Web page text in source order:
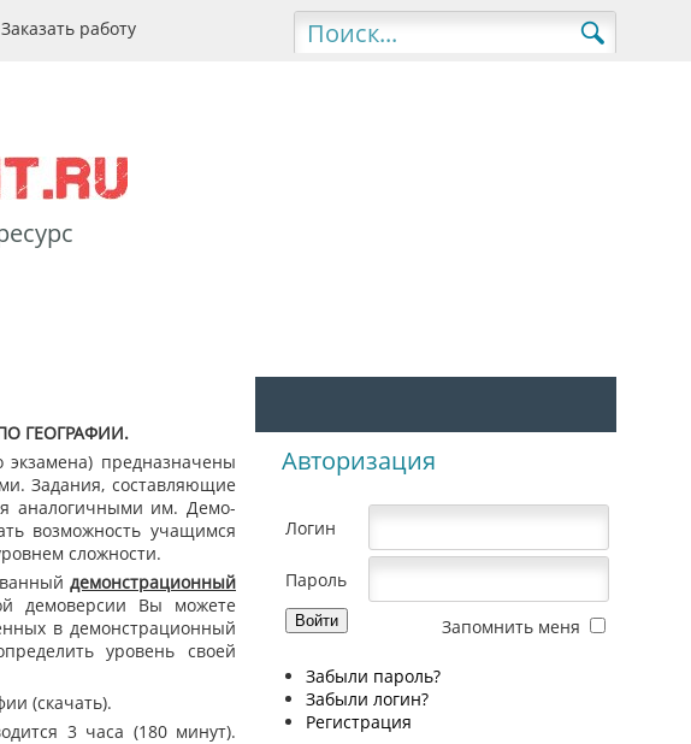
Заказать работу
ГЕОГРАФИИ.
экзамена) предназначены
Задания, составляющие
аналогичными им. Демо-
возможность учащимся
сложности.
демонстрационный
демоверсии Вы можете
в демонстрационный
уровень своей
(скачать).
3 часа (180 минут).
Авторизация
Логин
Пароль
Запомнить меня
Забыли пароль?
Забыли логин?
Регистрация